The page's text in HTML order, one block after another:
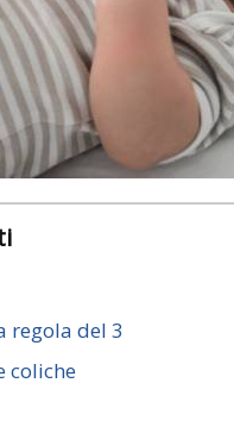
regola del 3
coliche